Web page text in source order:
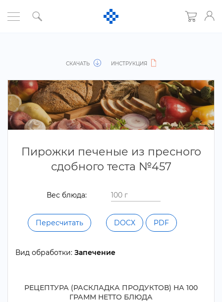
СКАЧАТЬ ИНСТРУКЦИЯ
Пирожки печеные из пресного
сдобного теста №457
ес блюда:
Пересчитать DOCX PDF
ид обработки: Запечение
РЕЦЕПТУРА (РАСКЛАДКА ПРОДУКТОВ) НА 100
ГРАММ НЕТТО БЛЮДА